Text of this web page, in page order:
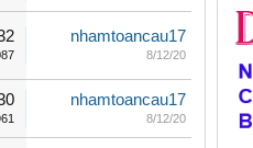
nhamtoancau17
8/12/20
nhamtoancau17
8/12/20